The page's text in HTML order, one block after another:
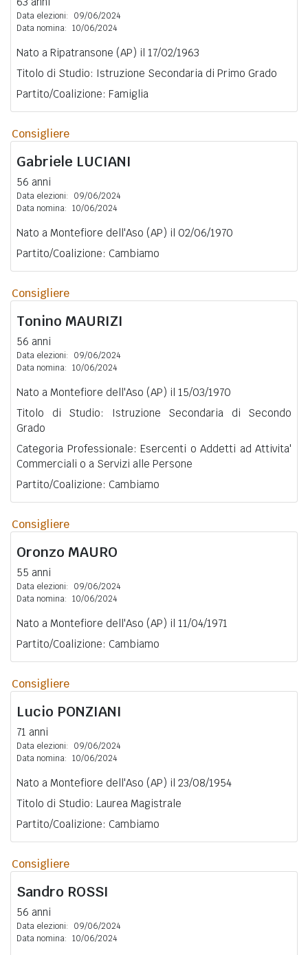
Data elezioni:
09/06/2024
Data nomina: 10/06/2024
Nato a Ripatransone (AP) il 17/02/1963
Titolo di Studio: Istruzione Secondaria di Primo Grado
Partito/Coalizione: Famiglia
Consigliere
Gabriele LUCIANI
56 anni
Data elezioni:
09/06/2024
Data nomina: 10/06/2024
Nato a Montefiore dell'Aso (AP) il 02/06/1970
Partito/Coalizione: Cambiamo
Consigliere
Tonino MAURIZI
56 anni
Data elezioni:
09/06/2024
Data nomina: 10/06/2024
Nato a Montefiore dell'Aso (AP) il 15/03/1970
Titolo di Studio: Istruzione Secondaria di Secondo
Grado
Categoria Professionale: Esercenti o Addetti ad Attivita'
Commerciali o a Servizi alle Persone
Partito/Coalizione: Cambiamo
Consigliere
Oronzo MAURO
55 anni
Data elezioni:
09/06/2024
Data nomina: 10/06/2024
Nato a Montefiore dell'Aso (AP) il 11/04/1971
Partito/Coalizione: Cambiamo
Consigliere
Lucio PONZIANI
71 anni
Data elezioni:
09/06/2024
Data nomina: 10/06/2024
Nato a Montefiore dell'Aso (AP) il 23/08/1954
Titolo di Studio: Laurea Magistrale
Partito/Coalizione: Cambiamo
Consigliere
Sandro ROSSI
56 anni
Data elezioni:
09/06/2024
Data nomina: 10/06/2024